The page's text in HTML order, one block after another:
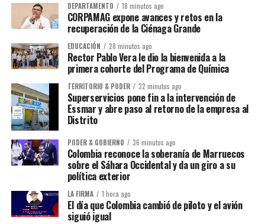
DEPARTAMENTO 18 minutos ago
CORPAMAG expone avances y retos en la
recuperación de la Ciénaga Grande
EDUCACIÓN 28 minutos ago
Rector Pablo Vera le dio la bienvenida a la
primera cohorte del Programa de Química
TERRITORIO & PODER 32 minutos ago
Superservicios pone fin a la intervención de
Essmar y abre paso al retorno de la empresa al
Distrito
PODER & GOBIERNO 36 minutos ago
Colombia reconoce la soberanía de Marruecos
sobre el Sáhara Occidental y da un giro a su
política exterior
LA FIRMA 1 hora ago
El día que Colombia cambió de piloto y el avión
siguió igual